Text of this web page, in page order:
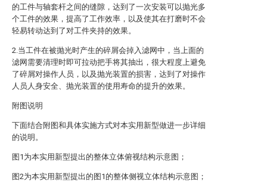
的工件与轴套杆之间的缝隙，达到了一次安装可以抛光多
个工件的效果，提高了工作效率，以及使其在打磨时不会
轻易转动达到了对工件夹持的效果。
2.当工件在被抛光时产生的碎屑会掉入滤网中，当上面的
滤网需要清理时即可拉动把手将其抽出，很大程度上避免
了碎屑对操作人员，以及抛光装置的损害，达到了对操作
人员人身安全、抛光装置的使用寿命的提升的效果。
附图说明
下面结合附图和具体实施方式对本实用新型做进一步详细
的说明。
图1为本实用新型提出的整体立体俯视结构示意图；
图2为本实用新型提出的图1的整体侧视立体结构示意图；